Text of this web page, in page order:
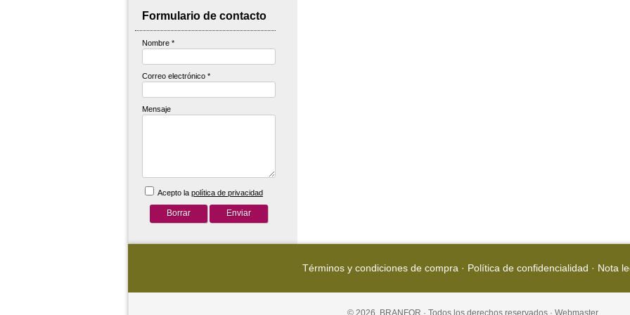
Formulario de contacto
Nombre *
Correo electrónico *
Mensaje
Acepto la política de privacidad
Términos y condiciones de compra · Política de confidencialidad · Nota
© 2026, BRANFOR · Todos los derechos reservados · Webmaster